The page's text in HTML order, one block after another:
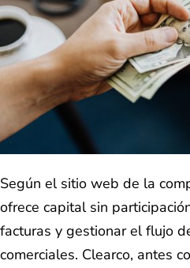
Según el sitio web de la
ofrece capital sin
facturas y gestionar el flujo
comerciales. Clearco, antes